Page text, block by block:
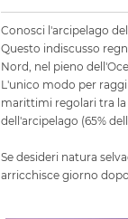
Conosci l'arcipelago
Questo indiscusso
Nord, nel pieno
L'unico modo per
marittimi regolari tra la
dell'arcipelago (65%
Se desideri natura
arricchisce giorno